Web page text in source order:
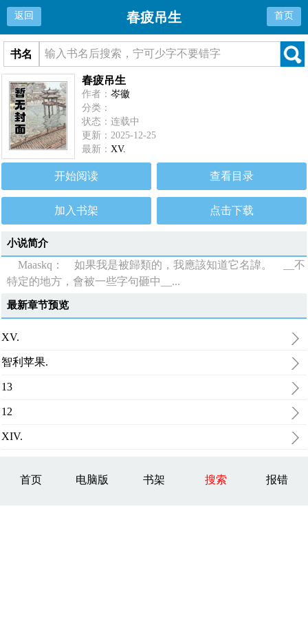
返回 春疲吊生 首页
书名
春疲吊生
作者：岑徽
分类：
状态：连载中
更新：2025-12-25
最新：XV.
开始阅读 查看目录
加入书架 点击下载
小说简介
Maaskq： 如果我是被歸類的，我應該知道它名諱。 __不
特定的地方，會被一些字句砸中__...
最新章节预览
XV.
智利苹果.
13
12
XIV.
首页 电脑版 书架 搜索 报错